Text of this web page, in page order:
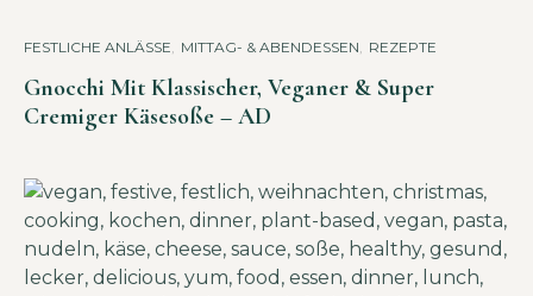
FESTLICHE ANLÄSSE MITTAG- & ABENDESSEN REZEPTE
Gnocchi Mit Klassischer, Veganer & Super
Cremiger Käsesoße – AD